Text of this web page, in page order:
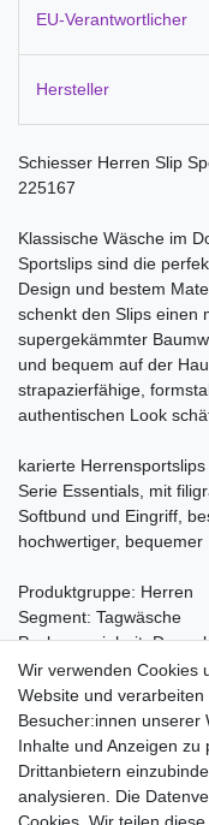
EU-Verantwortlicher
Hersteller
Schiesser Herren Slip
225167
Klassische Wäsche im
Sportslips sind die
Design und bestem
schenkt den Slips einen
supergekämmter
und bequem auf der
strapazierfähige,
authentischen Look
karierte
Serie Essentials, mit
Softbund und Eingriff,
hochwertiger,
Produktgruppe: Herren
Segment: Tagwäsche
Packungseinheit:
Material:
100% Baumwolle
Wir
Wir verwenden Cookies
Website und
Besucher:innen unserer
Inhalte und Anzeigen zu
Drittanbietern
analysieren. Die